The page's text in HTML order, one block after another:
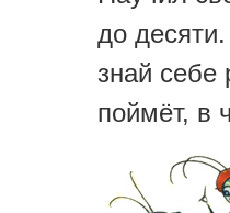
до
знай себе
поймёт, в